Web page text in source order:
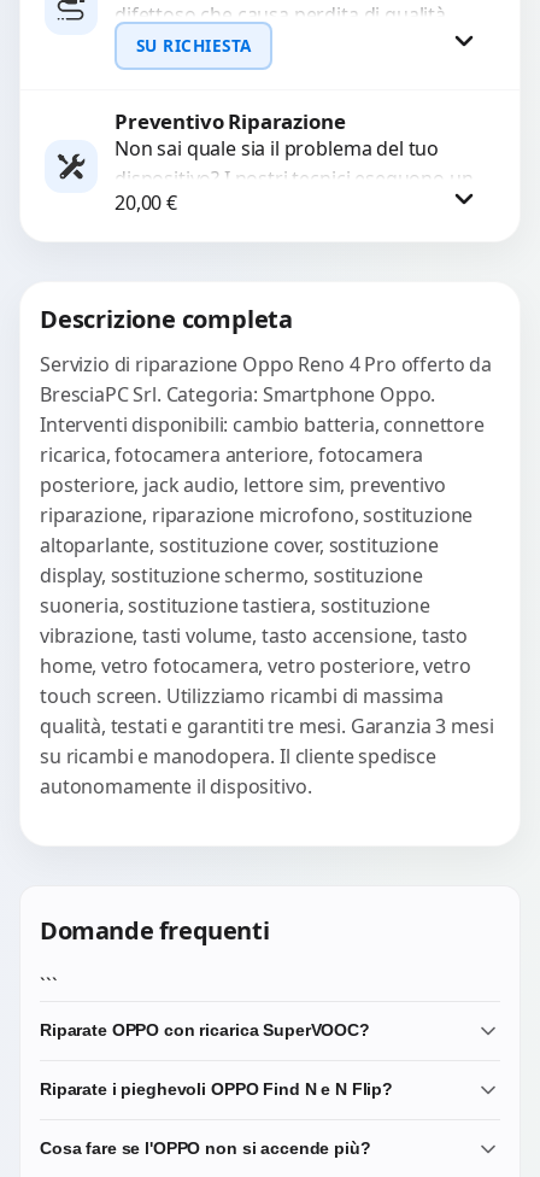
WhatsApp
difettoso che causa perdita di qualità
sonora o impossibilità di collegare cuffie
e accessori....
SU RICHIESTA
Richiedi Preventivo
Preventivo Riparazione
Non sai quale sia il problema del tuo
dispositivo? I nostri tecnici eseguono un
check-up completo con strumenti
avanzati per...
20,00€
Descrizione completa
Servizio di riparazione Oppo Reno 4 Pro offerto da
BresciaPC Srl. Categoria: Smartphone Oppo.
Interventi disponibili: cambio batteria, connettore
ricarica, fotocamera anteriore, fotocamera
posteriore, jack audio, lettore sim, preventivo
riparazione, riparazione microfono, sostituzione
altoparlante, sostituzione cover, sostituzione
display, sostituzione schermo, sostituzione
suoneria, sostituzione tastiera, sostituzione
vibrazione, tasti volume, tasto accensione, tasto
home, vetro fotocamera, vetro posteriore, vetro
touch screen. Utilizziamo ricambi di massima
qualità, testati e garantiti tre mesi. Garanzia 3 mesi
su ricambi e manodopera. Il cliente spedisce
autonomamente il dispositivo.
Domande frequenti
```
Riparate OPPO con ricarica SuperVOOC?
sono compatibili con i protocolli SuperVOOC e
dispositivo.
Riparate i pieghevoli OPPO Find N e N Flip?
complessi: lavoriamo su display interno, display cover
Cosa fare se l'OPPO non si accende più?